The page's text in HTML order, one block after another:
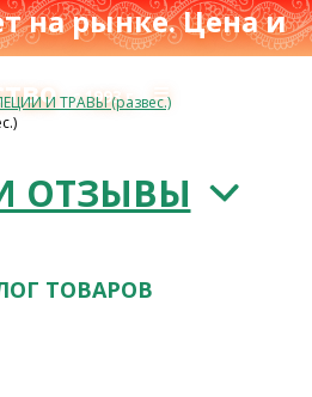
на рынке. Цена и
с 1993 г.≡
И ТРАВЫ (развес.)
ОТЗЫВЫ
ТОВАРОВ